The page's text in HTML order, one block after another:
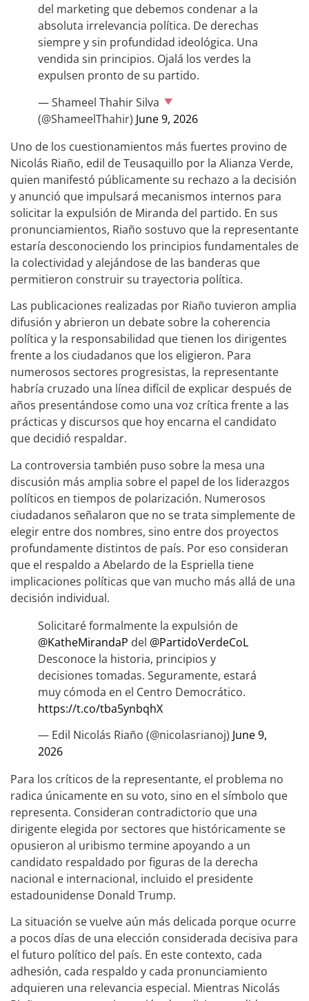
del marketing que debemos condenar a la
absoluta irrelevancia política. De derechas
siempre y sin profundidad ideológica. Una
vendida sin principios. Ojalá los verdes la
expulsen pronto de su partido.
— Shameel Thahir Silva
(@ShameelThahir) June 9, 2026
Uno de los cuestionamientos más fuertes provino de
Nicolás Riaño, edil de Teusaquillo por la Alianza Verde,
quien manifestó públicamente su rechazo a la decisión
y anunció que impulsará mecanismos internos para
solicitar la expulsión de Miranda del partido. En sus
pronunciamientos, Riaño sostuvo que la representante
estaría desconociendo los principios fundamentales de
la colectividad y alejándose de las banderas que
permitieron construir su trayectoria política.
Las publicaciones realizadas por Riaño tuvieron amplia
difusión y abrieron un debate sobre la coherencia
política y la responsabilidad que tienen los dirigentes
frente a los ciudadanos que los eligieron. Para
numerosos sectores progresistas, la representante
habría cruzado una línea difícil de explicar después de
años presentándose como una voz crítica frente a las
prácticas y discursos que hoy encarna el candidato
que decidió respaldar.
La controversia también puso sobre la mesa una
discusión más amplia sobre el papel de los liderazgos
políticos en tiempos de polarización. Numerosos
ciudadanos señalaron que no se trata simplemente de
elegir entre dos nombres, sino entre dos proyectos
profundamente distintos de país. Por eso consideran
que el respaldo a Abelardo de la Espriella tiene
implicaciones políticas que van mucho más allá de una
decisión individual.
Solicitaré formalmente la expulsión de
@KatheMirandaP del @PartidoVerdeCoL
Desconoce la historia, principios y
decisiones tomadas. Seguramente, estará
muy cómoda en el Centro Democrático.
https://t.co/tba5ynbqhX
— Edil Nicolás Riaño (@nicolasrianoj) June 9,
2026
Para los críticos de la representante, el problema no
radica únicamente en su voto, sino en el símbolo que
representa. Consideran contradictorio que una
dirigente elegida por sectores que históricamente se
opusieron al uribismo termine apoyando a un
candidato respaldado por figuras de la derecha
nacional e internacional, incluido el presidente
estadounidense Donald Trump.
La situación se vuelve aún más delicada porque ocurre
a pocos días de una elección considerada decisiva para
el futuro político del país. En este contexto, cada
adhesión, cada respaldo y cada pronunciamiento
adquieren una relevancia especial. Mientras Nicolás